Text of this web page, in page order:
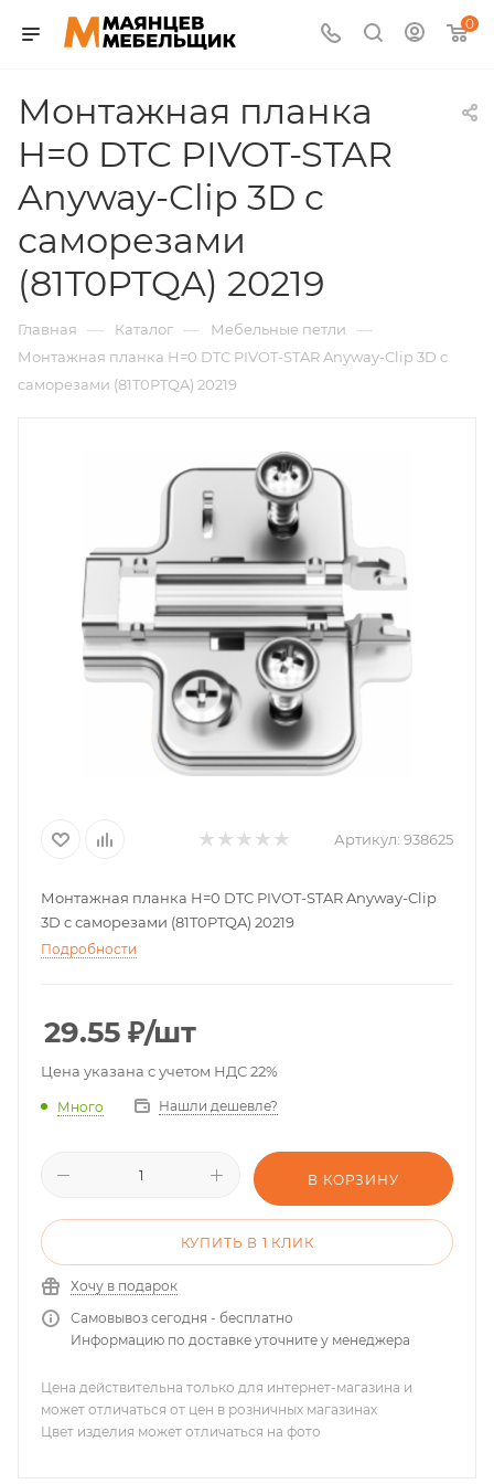
0
Монтажная планка
H=0 DTC PIVOT-STAR
Anyway-Clip 3D c
саморезами
(81T0PTQA) 20219
Главная — Каталог — Мебельные петли —
Монтажная планка H=0 DTC PIVOT-STAR Anyway-Clip 3D c
саморезами (81T0PTQA) 20219
Артикул: 938625
Монтажная планка H=0 DTC PIVOT-STAR Anyway-Clip
3D c саморезами (81T0PTQA) 20219
Подробности
29.55 ₽/шт
Цена указана с учетом НДС 22%
Много Нашли дешевле?
В КОРЗИНУ
КУПИТЬ В 1 КЛИК
Хочу в подарок
Самовывоз сегодня - бесплатно
Информацию по доставке уточните у менеджера
Цена действительна только для интернет-магазина и
может отличаться от цен в розничных магазинах
Цвет изделия может отличаться на фото